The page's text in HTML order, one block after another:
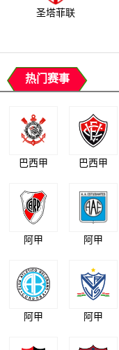
圣塔菲联
热门赛事
巴西甲 巴西甲
阿甲 阿甲
阿甲 阿甲